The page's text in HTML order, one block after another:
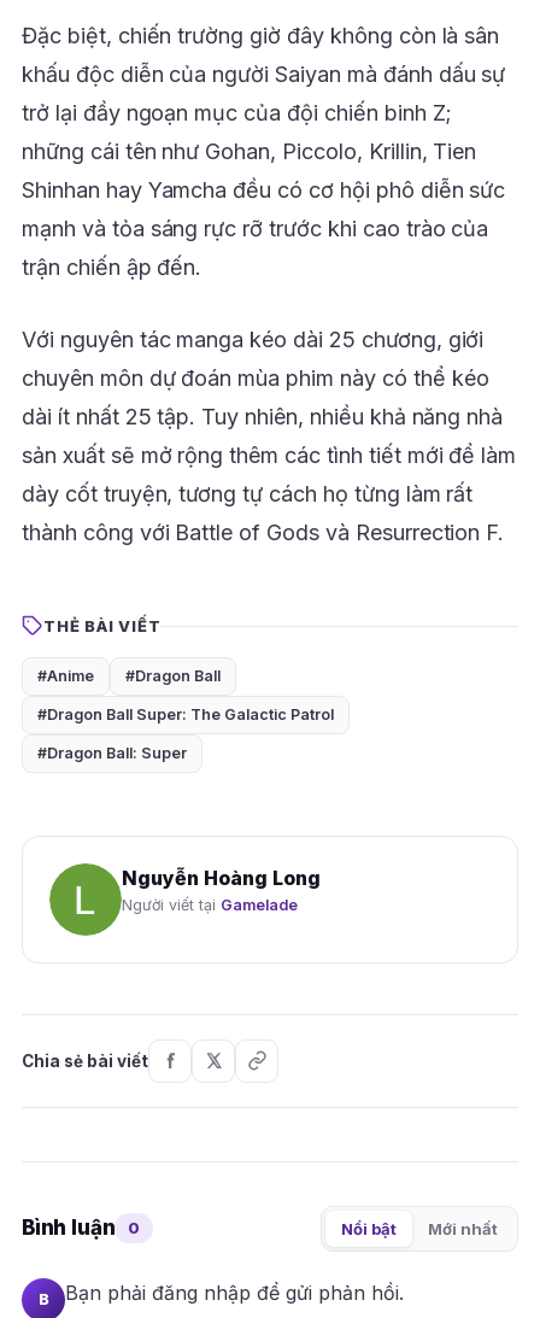
Đặc biệt, chiến trường giờ đây không còn là sân
khấu độc diễn của người Saiyan mà đánh dấu sự
trở lại đầy ngoạn mục của đội chiến binh Z;
những cái tên như Gohan, Piccolo, Krillin, Tien
Shinhan hay Yamcha đều có cơ hội phô diễn sức
mạnh và tỏa sáng rực rỡ trước khi cao trào của
trận chiến ập đến.
Với nguyên tác manga kéo dài 25 chương, giới
chuyên môn dự đoán mùa phim này có thể kéo
dài ít nhất 25 tập. Tuy nhiên, nhiều khả năng nhà
sản xuất sẽ mở rộng thêm các tình tiết mới để làm
dày cốt truyện, tương tự cách họ từng làm rất
thành công với Battle of Gods và Resurrection F.
THẺ BÀI VIẾT
#Anime #Dragon Ball
#Dragon Ball Super: The Galactic Patrol
#Dragon Ball: Super
Nguyễn Hoàng Long
Người viết tại Gamelade
Chia sẻ bài viết
Bình luận 0 Nổi bật Mới nhất
B Bạn phải đăng nhập để gửi phản hồi.